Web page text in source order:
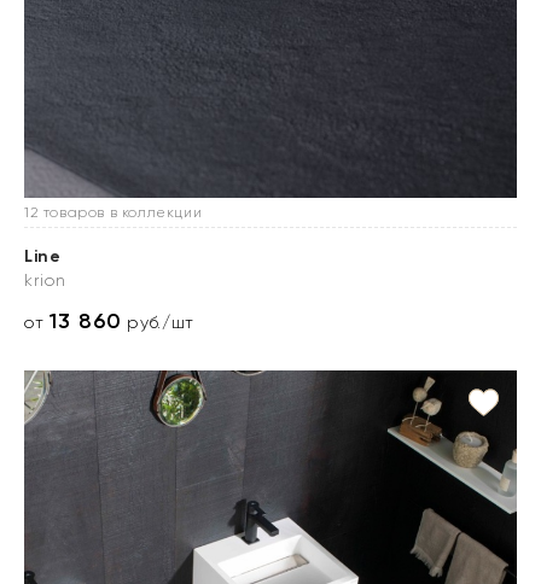
12 товаров в коллекции
Line
krion
от13 860 руб./шт